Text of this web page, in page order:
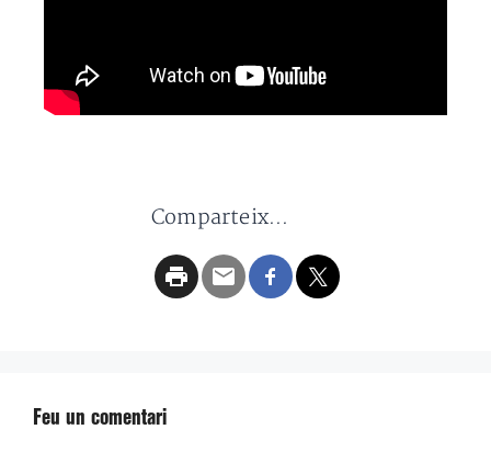
Comparteix...
Feu un comentari